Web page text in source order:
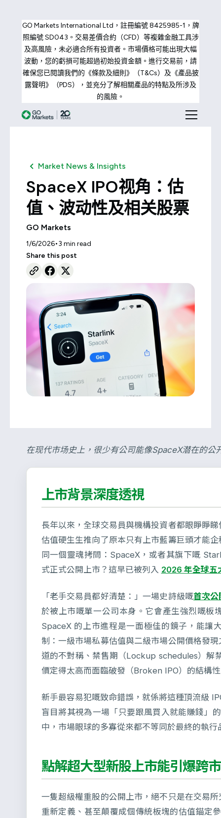
GO Markets International Ltd，註冊編號 8425985-1，牌
照編號 SD043。交易差價合約（CFD）等複雜金融工具涉
及高風險，未必適合所有投資者。市場價格可能出現大幅
波動，您的虧損可能超過初始投資金額。進行交易前，請
確保您已閱讀我們的《條款及細則》（T&Cs）及《產品披
露聲明》（PDS），並充分了解相關產品的特點及所涉及
的風險。
Market News & Insights
SpaceX IPO视角：估
值、波动性及相关股票
GO Markets
1/6/2026•3 min read
Share this post
在现代市场史上，很少有公司能像SpaceX潜在的公
上市背景深度透視
長年以來，全球交易員與機構投資者都眼睜睜
估值硬生生推向了原本只有上市藍籌巨頭才能
同一個靈魂拷問：SpaceX，或者其旗下嘅
式正式公開上市？這早已被列入 2026 年全球五
「老手交易員都好清楚：」一場史詩級嘅首次公
於被上市嘅單一公司本身。它會產生強烈嘅板
SpaceX 的上市進程是一面極佳的鏡子，能讓
制：一級市場私募估值與二級市場公開價格發
道的不對稱、禁售期（Lockup schedules）解
價定得太高而面臨破發（Broken IPO）的結構
新手最容易犯嘅致命錯誤，就係將這種頂流級
盲目將其視為一場「只要跟風買入就能賺錢」的
中，市場眼球的多寡從來都不等同於最終的執行
點解超大型新股上市能引爆跨
一隻超級權重股的公開上市，絕不只是在交易
重新定義、甚至顛覆成個傳統板塊的估值錨定